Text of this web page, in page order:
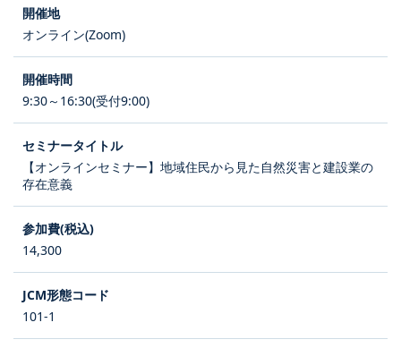
オンライン(Zoom)
9:30～16:30(受付9:00)
【オンラインセミナー】地域住民から見た自然災害と建設業の
存在意義
14,300
101-1